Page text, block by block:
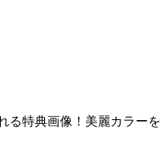
る特典画像！美麗カラーを